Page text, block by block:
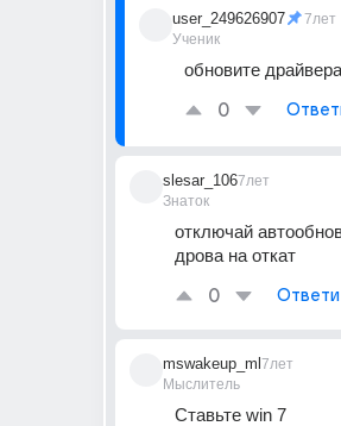
user_249626907
Ученик
7лет
обновите драйвера
0
slesar_106
Знаток
7лет
отключай
дрова на откат
0
mswakeup_ml
Мыслитель
7лет
Ставьте win 7